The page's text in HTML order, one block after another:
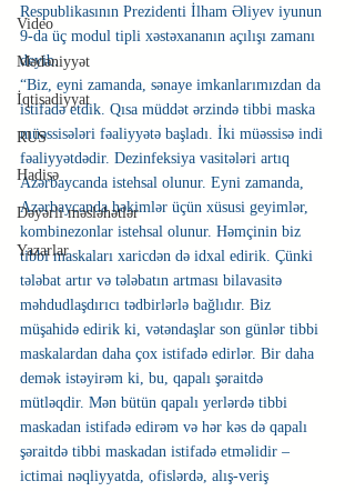
Video
Mədəniyyət
İqtisadiyyat
RUS
Hadisə
Dəyərli məsləhətlər
Yazarlar
Respublikasının Prezidenti İlham Əliyev iyunun
9-da üç modul tipli xəstəxananın açılışı zamanı
deyib.
“Biz, eyni zamanda, sənaye imkanlarımızdan da
istifadə etdik. Qısa müddət ərzində tibbi maska
müəssisələri fəaliyyətə başladı. İki müəssisə indi
fəaliyyətdədir. Dezinfeksiya vasitələri artıq
Azərbaycanda istehsal olunur. Eyni zamanda,
Azərbaycanda həkimlər üçün xüsusi geyimlər,
kombinezonlar istehsal olunur. Həmçinin biz
tibbi maskaları xaricdən də idxal edirik. Çünki
tələbat artır və tələbatın artması bilavasitə
məhdudlaşdırıcı tədbirlərlə bağlıdır. Biz
müşahidə edirik ki, vətəndaşlar son günlər tibbi
maskalardan daha çox istifadə edirlər. Bir daha
demək istəyirəm ki, bu, qapalı şəraitdə
mütləqdir. Mən bütün qapalı yerlərdə tibbi
maskadan istifadə edirəm və hər kəs də qapalı
şəraitdə tibbi maskadan istifadə etməlidir –
ictimai nəqliyyatda, ofislərdə, alış-veriş